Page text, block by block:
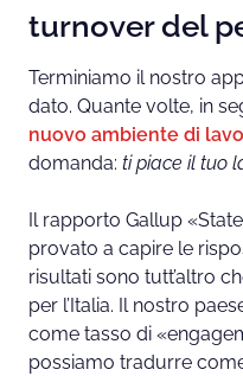
turnover del
Terminiamo il nostro
dato. Quante volte, in
nuovo ambiente di
domanda: ti piace il tuo
Il rapporto Gallup
provato a capire le
risultati sono tutt’altro
per l’Italia. Il nostro
come tasso di
possiamo tradurre